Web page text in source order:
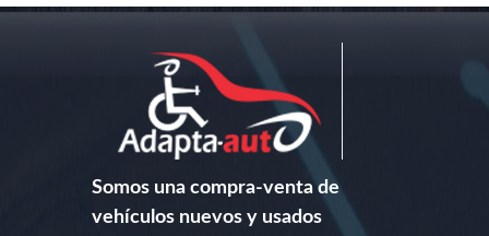
Somos una compra-venta de
vehículos nuevos y usados